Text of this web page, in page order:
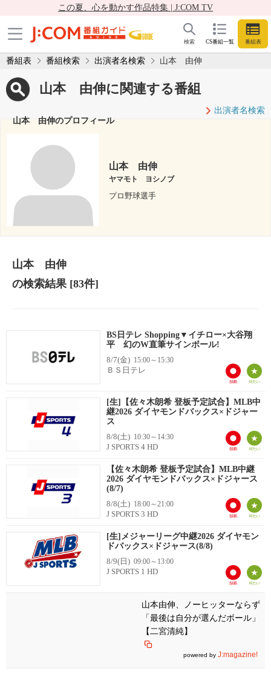
この夏、心を動かす作品特集 | J:COM TV
CS番組一覧 番組表
検索
番組表 番組検索 出演者名検索 山本 由伸
山本 由伸に関連する番組
出演者名検索
山本 由伸のプロフィール
山本 由伸
ヤマモト ヨシノブ
プロ野球選手
山本 由伸
の検索結果[83件]
BS日テレ Shopping▼イチロー×大谷翔
平 幻のW直筆サインボール!
8/7(金) 15:00～15:30
ＢＳ日テレ
[生]【佐々木朗希 登板予定試合】MLB中
継2026 ダイヤモンドバックス×ドジャー
ス
8/8(土) 10:30～14:30
J SPORTS 4 HD
【佐々木朗希 登板予定試合】MLB中継
2026 ダイヤモンドバックス×ドジャース
(8/7)
8/8(土) 18:00～21:00
J SPORTS 3 HD
[生]メジャーリーグ中継2026 ダイヤモン
ドバックス×ドジャース(8/8)
8/9(日) 09:00～13:00
J SPORTS 1 HD
山本由伸、ノーヒッターならず
「最後は自分が選んだボール」
【二宮清純】
powered by J:magazine!